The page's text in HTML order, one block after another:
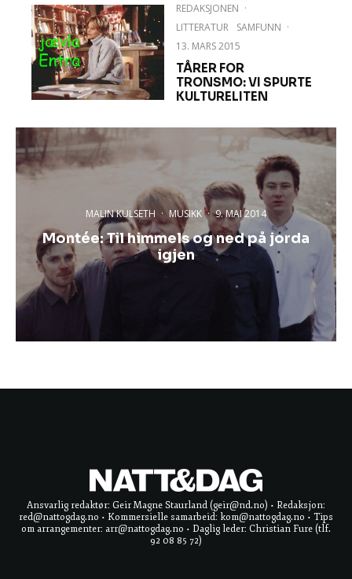
REDAKSJONEN ·
LITTERATUR
SAMFUNN ·
13. MARS 2015
TÅRER FOR
TRONSMO: VI SPURTE
KULTURELITEN
MALIN KULSETH · MUSIKK · 9. MAI 2014
Montée: Til himmels og ned på jorda
igjen
Ansvarlig redaktør: Geir Magne Staurland (geir@nd.no) • Redaksjon:
red@nattogdag.no • Kommersielle samarbeid: kom@nattogdag.no • Tips
om arrangementer: arr@nattogdag.no • Daglig leder: Christian Fure (tlf.
92 08 85 72)